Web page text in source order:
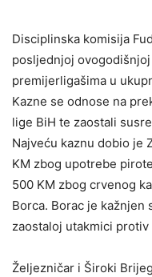
Disciplinska komisija
posljednjoj
premijerligašima u
Kazne se odnose na
lige BiH te zaostali
Najveću kaznu dobio je
KM zbog upotrebe
500 KM zbog crvenog
Borca. Borac je kažnjen
zaostaloj utakmici
Željezničar i Široki